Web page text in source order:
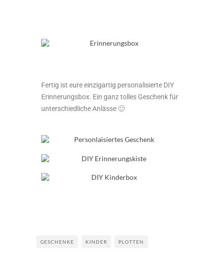
Fertig ist eure einzigartig personalisierte DIY
Erinnerungsbox. Ein ganz tolles Geschenk für
unterschiedliche Anlässe 🙂
GESCHENKE KINDER PLOTTEN